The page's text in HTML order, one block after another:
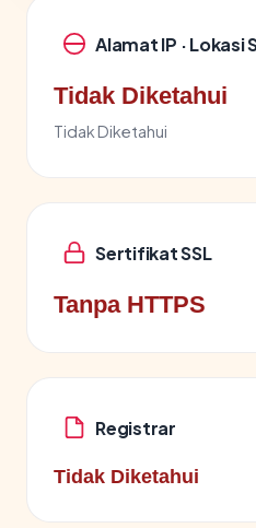
Alamat IP · Lokasi
Tidak Diketahui
Tidak Diketahui
Sertifikat SSL
Tanpa HTTPS
Registrar
Tidak Diketahui